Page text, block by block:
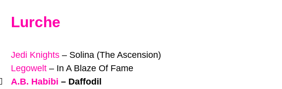
Lurche
Jedi Knights – Solina (The Ascension)
Legowelt – In A Blaze Of Fame
A.B. Habibi – Daffodil